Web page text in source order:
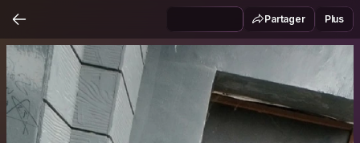
Partager Plus